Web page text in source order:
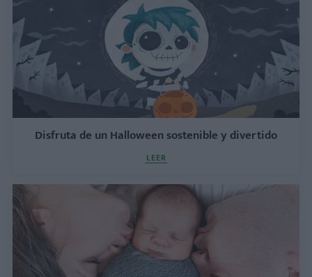
Disfruta de un Halloween sostenible y divertido
LEER